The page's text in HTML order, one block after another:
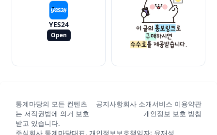
YES24
Open
통계마당의 모든 컨텐츠
는 저작권법에 의거 보호
받고 있습니다.
공지사항회사 소개서비스 이용약관
개인정보 보호 방침
주식회사 통계마당대표, 개인정보보호책임자: 유재성